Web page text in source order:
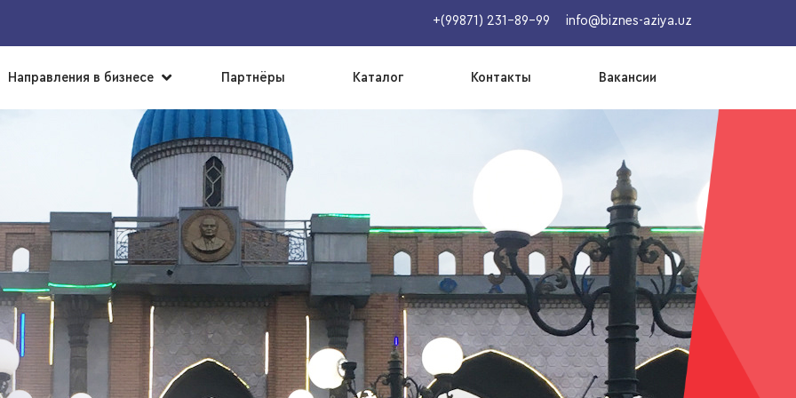
+(99871) 231-89-99 info@biznes-aziya.uz
Направления в бизнесе ▼ Партнёры Каталог Контакты Вакансии